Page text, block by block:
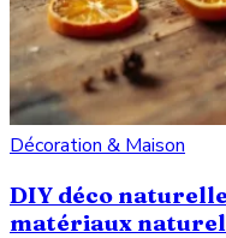
Décoration & Maison
DIY déco
matériaux